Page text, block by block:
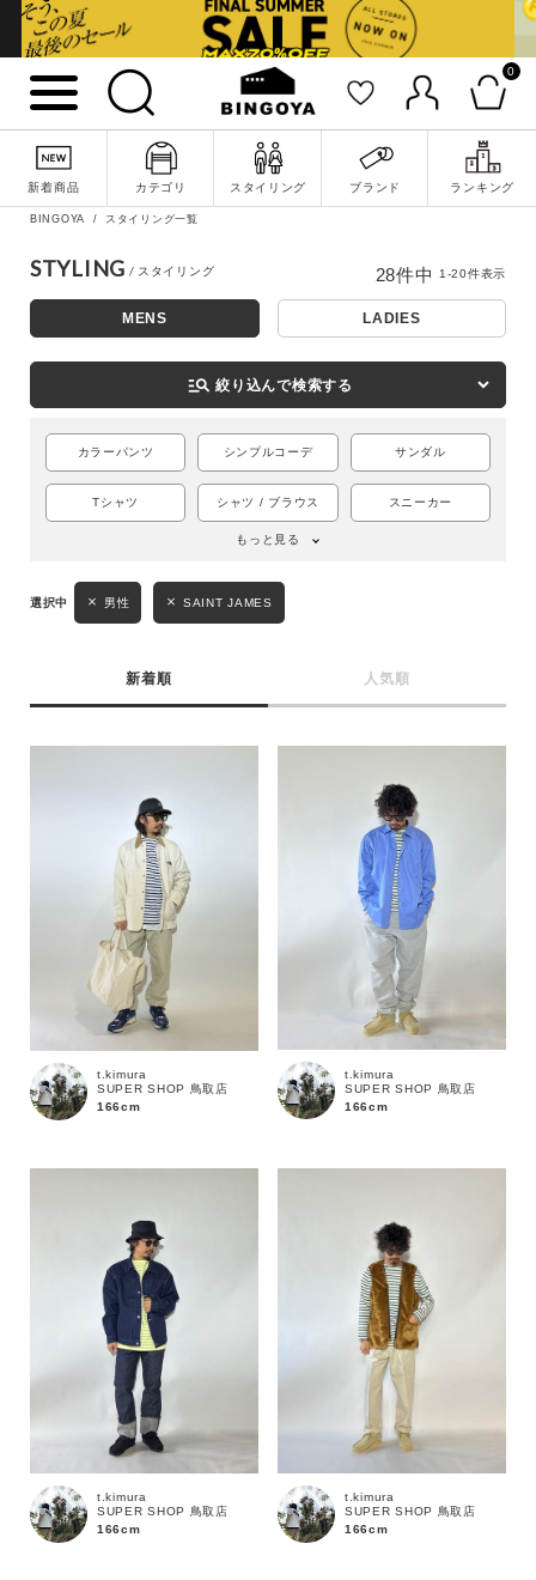
0
新着商品 カテゴリ スタイリング ブランド ランキング
詳細検索
キーワード
BINGOYA スタイリング一覧
STYLING
MENS LADIES
manage_search 絞り込んで検索する
カラーパンツ シンプルコーデ サンダル
Tシャツ シャツ / ブラウス スニーカー
もっと見る
男性 SAINT JAMES
新着順 人気順
28件中 1-20件表示
t.kimura
SUPER SHOP 鳥取店
166cm
t.kimura
SUPER SHOP 鳥取店
166cm
t.kimura
SUPER SHOP 鳥取店
166cm
t.kimura
SUPER SHOP 鳥取店
166cm